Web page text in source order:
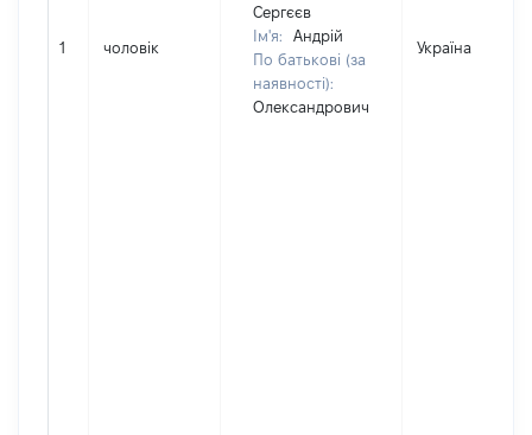
1 чоловік
Сергєєв
Ім'я:
Андрій
По батькові (за
наявності):
Олександрович
Україна